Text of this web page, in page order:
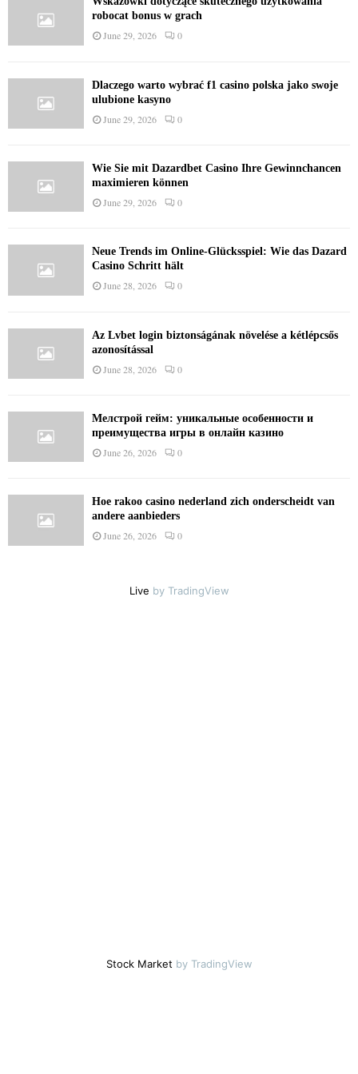
robocat bonus w grach
June 29, 2026 0
Dlaczego warto wybrać f1 casino polska jako swoje
ulubione kasyno
June 29, 2026 0
Wie Sie mit Dazardbet Casino Ihre Gewinnchancen
maximieren können
June 29, 2026 0
Neue Trends im Online-Glücksspiel: Wie das Dazard
Casino Schritt hält
June 28, 2026 0
Az Lvbet login biztonságának növelése a kétlépcsős
azonosítással
June 28, 2026 0
Мелстрой гейм: уникальные особенности и
преимущества игры в онлайн казино
June 26, 2026 0
Hoe rakoo casino nederland zich onderscheidt van
andere aanbieders
June 26, 2026 0
Live by TradingView
Stock Market by TradingView